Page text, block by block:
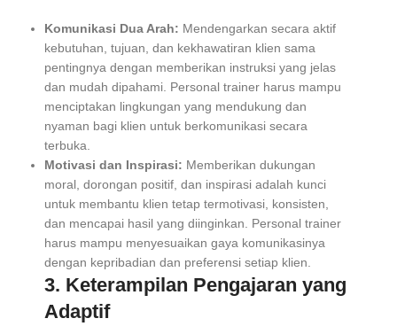
Komunikasi Dua Arah: Mendengarkan secara aktif
kebutuhan, tujuan, dan kekhawatiran klien sama
pentingnya dengan memberikan instruksi yang jelas
dan mudah dipahami. Personal trainer harus mampu
menciptakan lingkungan yang mendukung dan
nyaman bagi klien untuk berkomunikasi secara
terbuka.
Motivasi dan Inspirasi: Memberikan dukungan
moral, dorongan positif, dan inspirasi adalah kunci
untuk membantu klien tetap termotivasi, konsisten,
dan mencapai hasil yang diinginkan. Personal trainer
harus mampu menyesuaikan gaya komunikasinya
dengan kepribadian dan preferensi setiap klien.
3. Keterampilan Pengajaran yang
Adaptif